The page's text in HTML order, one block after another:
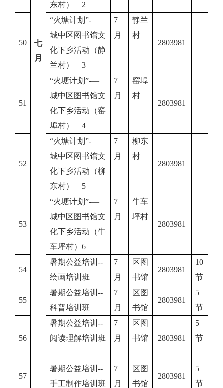
七
月
东村） 2
50
“火塘计划”-—
城中区图书馆文
化下乡活动（静
兰村） 3
7
月
静兰
村
2803981
51
“火塘计划”-—
城中区图书馆文
化下乡活动（窑
埠村） 4
7
月
窑埠
村
2803981
52
“火塘计划”-—
城中区图书馆文
化下乡活动（柳
东村） 5
7
月
柳东
村
2803981
53
“火塘计划”-—
城中区图书馆文
化下乡活动（牛
车坪村）6
7
月
牛车
坪村
2803981
54
暑期公益培训 --
绘画培训班
7
月
区图
书馆
2803981
10
节
55
暑期公益培训 --
科普培训班
7
月
区图
书馆
2803981
5
节
56
暑期公益培训 --
阅读理解培训班
7
月
区图
书馆
2803981
5
节
57
暑期公益培训 --
手工制作培训班
7
月
区图
书馆
2803981
5
节